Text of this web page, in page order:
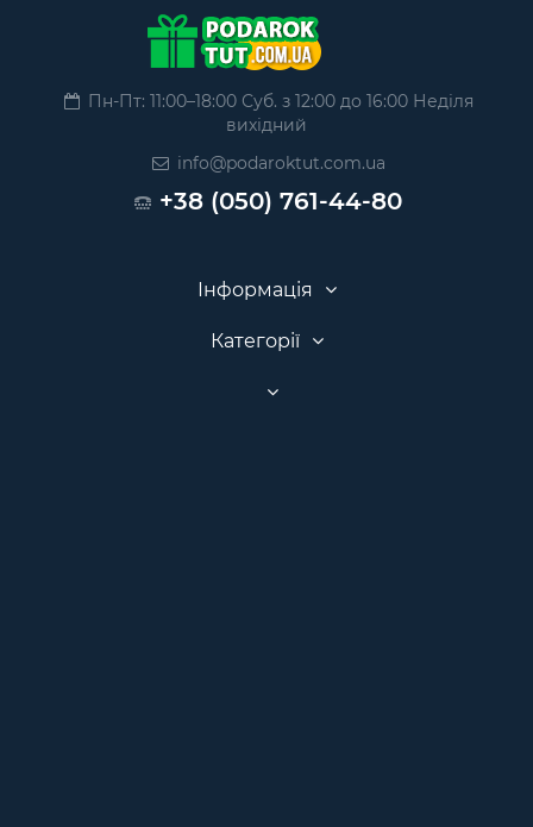
Пн-Пт: 11:00–18:00 Суб. з 12:00 до 16:00 Неділя
вихідний
info@podaroktut.com.ua
+38 (050) 761-44-80
Інформація
Категорії